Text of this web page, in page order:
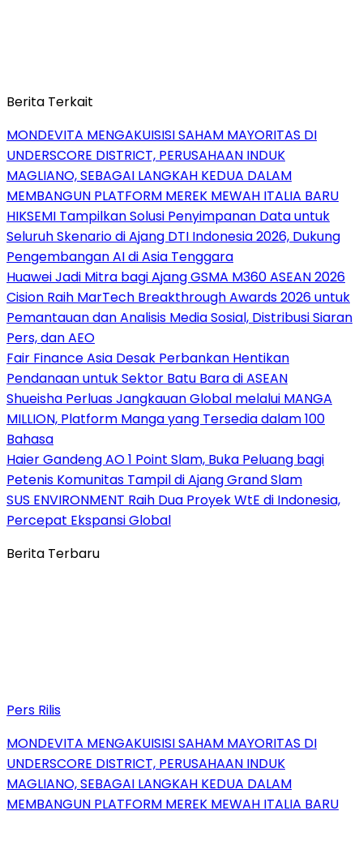
Berita Terkait
MONDEVITA MENGAKUISISI SAHAM MAYORITAS DI
UNDERSCORE DISTRICT, PERUSAHAAN INDUK
MAGLIANO, SEBAGAI LANGKAH KEDUA DALAM
MEMBANGUN PLATFORM MEREK MEWAH ITALIA BARU
HIKSEMI Tampilkan Solusi Penyimpanan Data untuk
Seluruh Skenario di Ajang DTI Indonesia 2026, Dukung
Pengembangan AI di Asia Tenggara
Huawei Jadi Mitra bagi Ajang GSMA M360 ASEAN 2026
Cision Raih MarTech Breakthrough Awards 2026 untuk
Pemantauan dan Analisis Media Sosial, Distribusi Siaran
Pers, dan AEO
Fair Finance Asia Desak Perbankan Hentikan
Pendanaan untuk Sektor Batu Bara di ASEAN
Shueisha Perluas Jangkauan Global melalui MANGA
MILLION, Platform Manga yang Tersedia dalam 100
Bahasa
Haier Gandeng AO 1 Point Slam, Buka Peluang bagi
Petenis Komunitas Tampil di Ajang Grand Slam
SUS ENVIRONMENT Raih Dua Proyek WtE di Indonesia,
Percepat Ekspansi Global
Berita Terbaru
Pers Rilis
MONDEVITA MENGAKUISISI SAHAM MAYORITAS DI
UNDERSCORE DISTRICT, PERUSAHAAN INDUK
MAGLIANO, SEBAGAI LANGKAH KEDUA DALAM
MEMBANGUN PLATFORM MEREK MEWAH ITALIA BARU